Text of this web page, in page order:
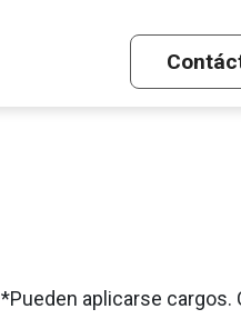
*Pueden aplicarse cargos.